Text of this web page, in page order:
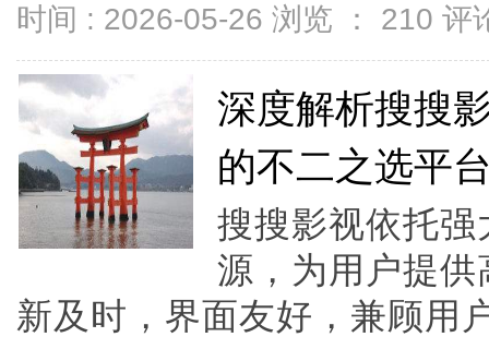
时间 : 2026-05-26 浏览 ： 210 评
深度解析搜搜
的不二之选平
搜搜影视依托
源，为用户提
新及时，界面友好，兼顾用